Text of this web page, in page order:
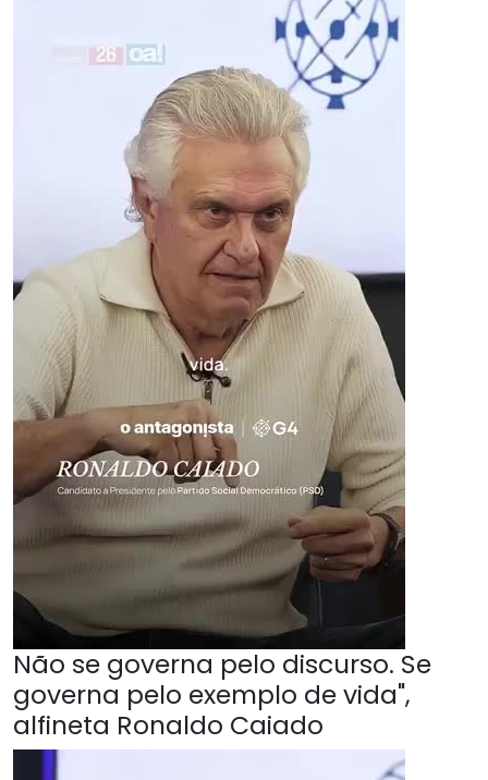
Não se governa pelo discurso. Se
governa pelo exemplo de vida",
alfineta Ronaldo Caiado